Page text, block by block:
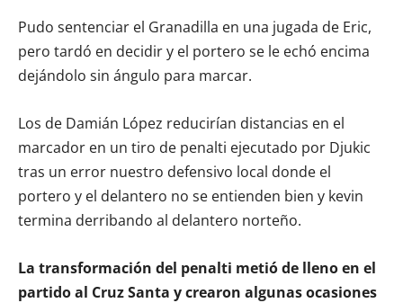
Pudo sentenciar el Granadilla en una jugada de Eric,
pero tardó en decidir y el portero se le echó encima
dejándolo sin ángulo para marcar.
Los de Damián López reducirían distancias en el
marcador en un tiro de penalti ejecutado por Djukic
tras un error nuestro defensivo local donde el
portero y el delantero no se entienden bien y kevin
termina derribando al delantero norteño.
La transformación del penalti metió de lleno en el
partido al Cruz Santa y crearon algunas ocasiones